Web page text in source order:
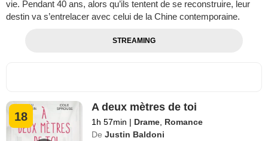
vie. Pendant 40 ans, alors qu’ils tentent de se reconstruire, leur
destin va s’entrelacer avec celui de la Chine contemporaine.
STREAMING
18
A deux mètres de toi
1h 57min | Drame Romance
De Justin Baldoni